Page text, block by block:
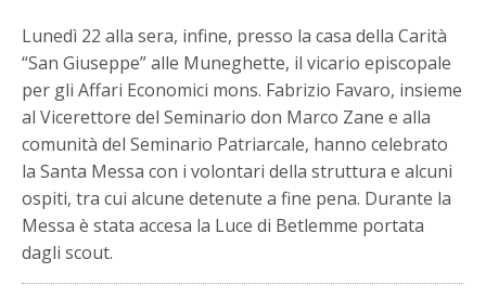
Lunedì 22 alla sera, infine, presso la casa della Carità
“San Giuseppe” alle Muneghette, il vicario episcopale
per gli Affari Economici mons. Fabrizio Favaro, insieme
al Vicerettore del Seminario don Marco Zane e alla
comunità del Seminario Patriarcale, hanno celebrato
la Santa Messa con i volontari della struttura e alcuni
ospiti, tra cui alcune detenute a fine pena. Durante la
Messa è stata accesa la Luce di Betlemme portata
dagli scout.